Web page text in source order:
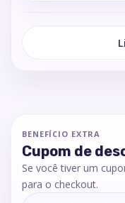
BENEFÍCIO EXTRA
Cupom de
Se você tiver um
para o checkout.